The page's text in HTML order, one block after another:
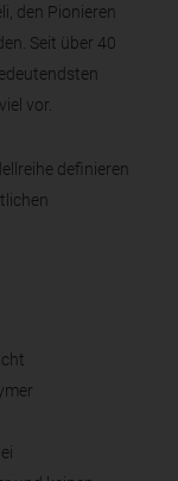
den Pionieren
Seit über 40
vor.
definieren